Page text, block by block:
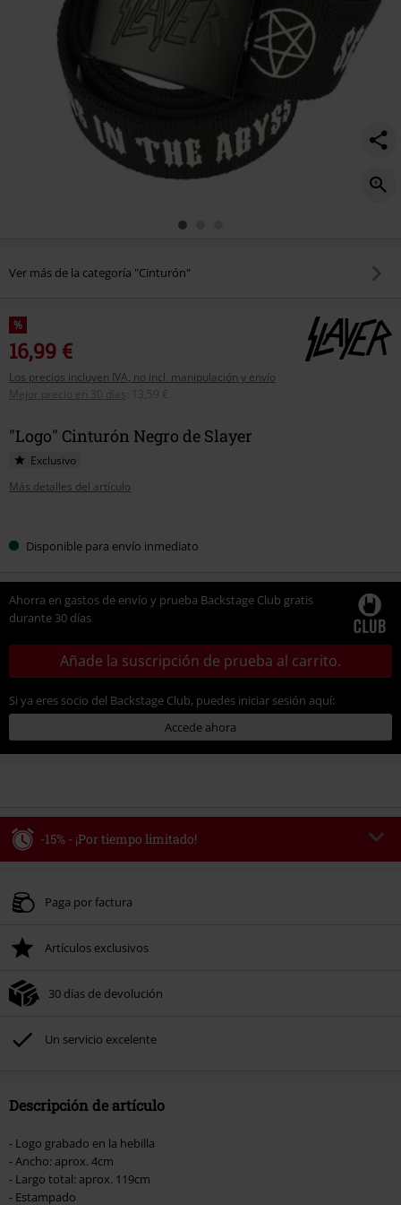
Ver más de la categoría "Cinturón"
%
16,99 €
Los precios incluyen IVA, no incl. manipulación y envío
Mejor precio en 30 días
13,59 €
"Logo" Cinturón Negro de Slayer
Exclusivo
Más detalles del artículo
tu Disponible para envío inmediato
Ahorra en gastos de envío y prueba Backstage Club gratis
durante 30 días
Añade la suscripción de prueba al carrito.
Si ya eres socio del Backstage Club, puedes iniciar sesión aquí:
Accede ahora
-15% - ¡Por tiempo limitado!
Válido hasta 8/9/26
Tras introducir el código, el descuento se deducirá automáticamente al final
No acumulable con otras promociones Códigos promocionales.. Quedan
Rammstein, (Till) Lindemann, Böhse Onkelz, Broilers, Die Ärzte, Die Toten
Hosen, Metality, Funko Pop!, vales regalo y artículos que incluyan una
Paga por factura
Artículos exclusivos
30 días de devolución
Un servicio excelente
Descripción de artículo
- Logo grabado en la hebilla
- Ancho: aprox. 4cm
- Largo total: aprox. 119cm
- Estampado